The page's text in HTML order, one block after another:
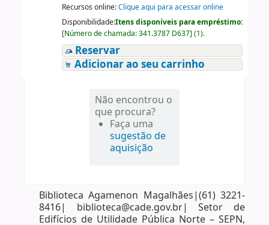
Recursos online:Clique aqui para acessar online
Disponibilidade:Itens disponíveis para empréstimo:
[Número de chamada:341.3787 D637] (1).
Reservar
Adicionar ao seu carrinho
Não encontrou o
que procura?
Faça uma
sugestão de
aquisição
Biblioteca Agamenon Magalhães|(61) 3221-
8416| biblioteca@cade.gov.br| Setor de
Edifícios de Utilidade Pública Norte – SEPN,